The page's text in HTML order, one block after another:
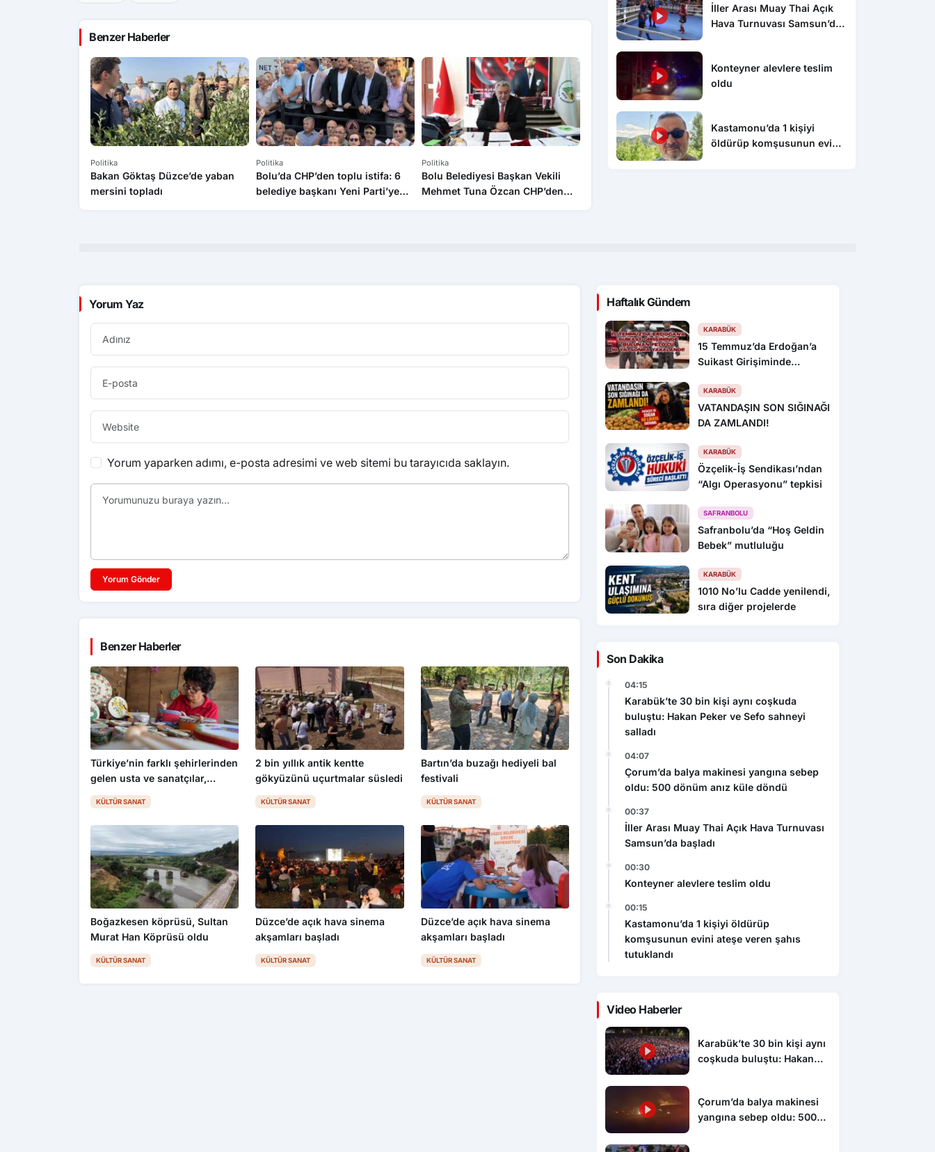
Benzer Haberler
Politika
Bakan Göktaş Düzce’de yaban
mersini topladı
Politika
Bolu’da CHP’den toplu istifa: 6
belediye başkanı Yeni Parti’ye
Politika
Bolu Belediyesi Başkan Vekili
Mehmet Tuna Özcan CHP’den
İller Arası Muay Thai Açık
Hava Turnuvası Samsun’da
Konteyner alevlere teslim
oldu
Kastamonu’da 1 kişiyi
öldürüp komşusunun evini
Yorum Yaz
Yorum yaparken adımı, e-posta adresimi ve web sitemi bu tarayıcıda saklayın.
Yorum Gönder
Benzer Haberler
Türkiye’nin farklı şehirlerinden
gelen usta ve sanatçılar,
Kastamonu’da el emeği
ürünlerini tanıttı
KÜLTÜR SANAT
2 bin yıllık antik kentte
gökyüzünü uçurtmalar süsledi
KÜLTÜR SANAT
Bartın’da buzağı hediyeli bal
festivali
KÜLTÜR SANAT
Boğazkesen köprüsü, Sultan
Murat Han Köprüsü oldu
KÜLTÜR SANAT
Düzce’de açık hava sinema
akşamları başladı
KÜLTÜR SANAT
Düzce’de açık hava sinema
akşamları başladı
KÜLTÜR SANAT
Haftalık Gündem
KARABÜK
15 Temmuz’da Erdoğan’a
Suikast Girişiminde
Sonra Yakalandı!
KARABÜK
VATANDAŞIN SON SIĞINAĞI
DA ZAMLANDI!
KARABÜK
Özçelik-İş Sendikası’ndan
“Algı Operasyonu” tepkisi
SAFRANBOLU
Safranbolu’da “Hoş Geldin
Bebek” mutluluğu
KARABÜK
1010 No’lu Cadde yenilendi,
sıra diğer projelerde
Son Dakika
04:15
Karabük’te 30 bin kişi aynı coşkuda
buluştu: Hakan Peker ve Sefo sahneyi
salladı
04:07
Çorum’da balya makinesi yangına sebep
oldu: 500 dönüm anız küle döndü
00:37
İller Arası Muay Thai Açık Hava Turnuvası
Samsun’da başladı
00:30
Konteyner alevlere teslim oldu
00:15
Kastamonu’da 1 kişiyi öldürüp
komşusunun evini ateşe veren şahıs
tutuklandı
Video Haberler
Karabük’te 30 bin kişi aynı
coşkuda buluştu: Hakan
Çorum’da balya makinesi
yangına sebep oldu: 500